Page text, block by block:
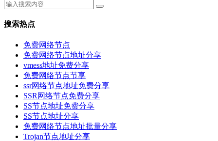
搜索热点
免费网络节点
免费网络节点地址分享
vmess地址免费分享
免费网络节点节享
ssr网络节点地址免费分享
SSR网络节点免费分享
SS节点地址免费分享
SS节点地址分享
免费网络节点地址批量分享
Trojan节点地址分享